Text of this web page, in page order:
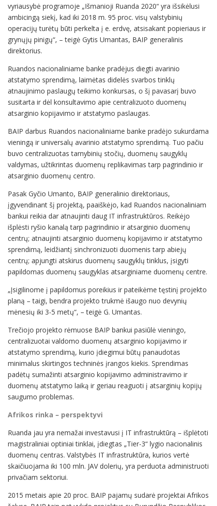
vyriausybė programoje „Išmanioji Ruanda 2020“ yra išsikėlusi
ambicingą siekį, kad iki 2018 m. 95 proc. visų valstybinių
operacijų turėtų būti perkelta į e. erdvę, atsisakant popieriaus ir
grynųjų pinigų“, – teigė Gytis Umantas, BAIP generalinis
direktorius.
Ruandos nacionaliniame banke pradėjus diegti avarinio
atstatymo sprendimą, laimėtas didelės svarbos tinklų
atnaujinimo paslaugų teikimo konkursas, o šį pavasarį buvo
susitarta ir dėl konsultavimo apie centralizuoto duomenų
atsarginio kopijavimo ir atstatymo paslaugas.
BAIP darbus Ruandos nacionaliniame banke pradėjo sukurdama
vieningą ir universalų avarinio atstatymo sprendimą. Tuo pačiu
buvo centralizuotas tarnybinių stočių, duomenų saugyklų
valdymas, užtikrintas duomenų replikavimas tarp pagrindinio ir
atsarginio duomenų centro.
Pasak Gyčio Umanto, BAIP generalinio direktoriaus,
įgyvendinant šį projektą, paaiškėjo, kad Ruandos nacionaliniam
bankui reikia dar atnaujinti daug IT infrastruktūros. Reikėjo
išplėsti ryšio kanalą tarp pagrindinio ir atsarginio duomenų
centrų; atnaujinti atsarginio duomenų kopijavimo ir atstatymo
sprendimą, leidžiantį sinchronizuoti duomenis tarp abiejų
centrų; apjungti atskirus duomenų saugyklų tinklus, įsigyti
papildomas duomenų saugyklas atsarginiame duomenų centre.
„Įsigilinome į papildomus poreikius ir pateikėme tęstinį projekto
planą – taigi, bendra projekto trukmė išaugo nuo devynių
mėnesių iki 3-5 metų“, – teigė G. Umantas.
Trečiojo projekto rėmuose BAIP bankui pasiūlė vieningo,
centralizuotai valdomo duomenų atsarginio kopijavimo ir
atstatymo sprendimą, kurio įdiegimui būtų panaudotas
minimalus skirtingos techninės įrangos kiekis. Sprendimas
padėtų sumažinti atsarginio kopijavimo administravimo ir
duomenų atstatymo laiką ir geriau reaguoti į atsarginių kopijų
saugumo problemas.
Afrikos rinka – perspektyvi
Ruanda jau yra nemažai investavusi į IT infrastruktūrą – išplėtoti
magistraliniai optiniai tinklai, įdiegtas „Tier-3“ lygio nacionalinis
duomenų centras. Valstybės IT infrastruktūra, kurios vertė
skaičiuojama iki 100 mln. JAV dolerių, yra perduota administruoti
privačiam sektoriui.
2015 metais apie 20 proc. BAIP pajamų sudarė projektai Afrikos